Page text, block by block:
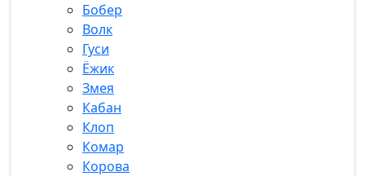
Бобер
Волк
Гуси
Ёжик
Змея
Кабан
Клоп
Комар
Корова